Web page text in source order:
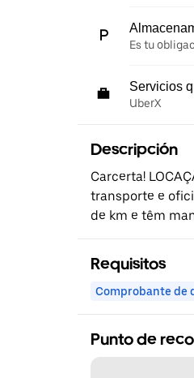
Es tu
Servicios
UberX
Descripción
Carcerta!
transporte e
de km e têm
Requisitos
Comprobante de
Punto de